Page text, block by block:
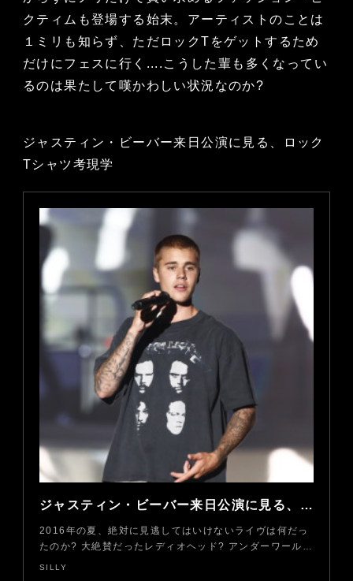
クティムも登場する始末。アーティストのことは
１ミリも知らず、ただロックTをゲットするため
だけにフェスに行く....こうした輩も多くなってい
るのは果たして嘆かわしい状況なのか?
ジャスティン・ビーバー来日公演に見る、ロック
Tシャツ考現学
ジャスティン・ビーバー来日公演に見る、ロックTシャツ考現学
2016年の夏、絶対に見逃してはいけないライヴは何だっ
たのか? 大絶賛だったレディオヘッド? アンダーワール…
SILLY